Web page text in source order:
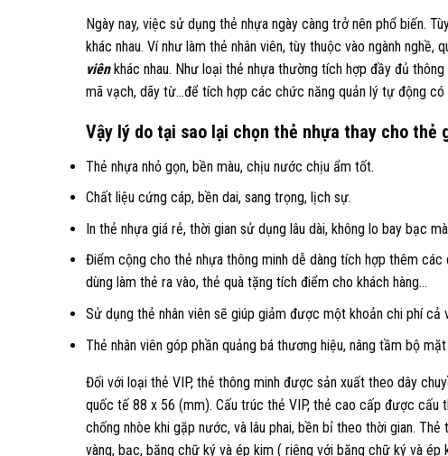
Ngày nay, việc sử dụng thẻ nhựa ngày càng trở nên phổ biến.
khác nhau. Ví như làm thẻ nhân viên, tùy thuộc vào ngành
viênkhác nhau. Như loại thẻ nhựa thường tích hợp đầy đủ
mã vạch, dãy từ…để tích hợp các chức năng quản lý tự động có
Vậy lý do tại sao lại chọn thẻ nhựa thay cho thẻ
Thẻ nhựa nhỏ gọn, bền màu, chịu nước chịu ẩm tốt.
Chất liệu cứng cáp, bền dai, sang trọng, lịch sự.
In thẻ nhựa giá rẻ, thời gian sử dụng lâu dài, không lo bay bạc
Điểm cộng cho thẻ nhựa thông minh dễ dàng tích hợp thêm
dùng làm thẻ ra vào, thẻ quà tặng tích điểm cho khách hàng…
Sử dụng thẻ nhân viên sẽ giúp giảm được một khoản chi phí cả
Thẻ nhân viên góp phần quảng bá thương hiệu, nâng tầm bộ
Đối với loại thẻ VIP, thẻ thông minh được sản xuất theo dây
quốc tế 88 x 56 (mm). Cấu trúc thẻ VIP, thẻ cao cấp được cấu
chống nhòe khi gặp nước, và lâu phai, bền bỉ theo thời gian.
vàng, bạc, băng chữ ký và ép kim ( riêng với băng chữ ký và